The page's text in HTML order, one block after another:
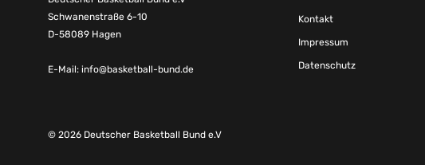
Schwanenstraße 6-10
D-58089 Hagen
E-Mail: info@basketball-bund.de
Kontakt
Impressum
Datenschutz
© 2026 Deutscher Basketball Bund e.V